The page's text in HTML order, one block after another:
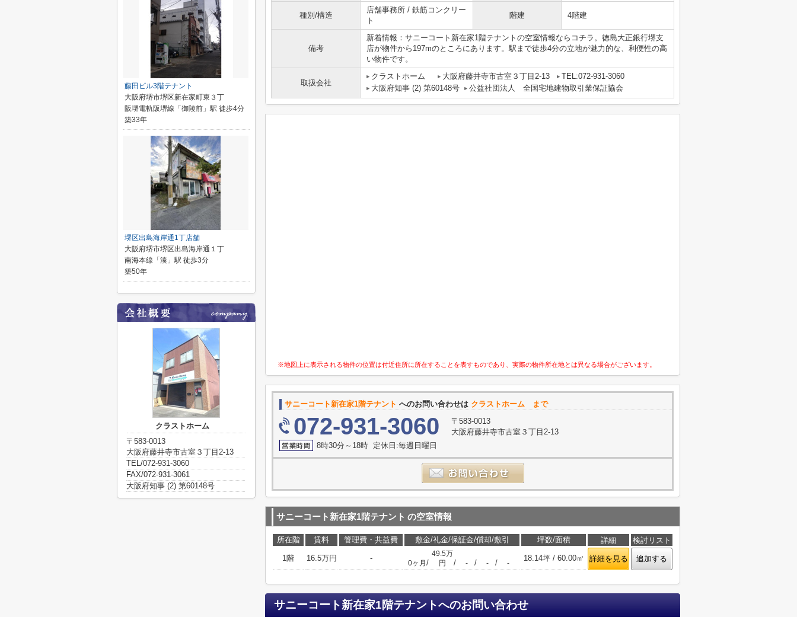
種別/構造
店舗事務所 / 鉄筋コンクリー
ト
階建 4階建
備考
新着情報：サニーコート新在家1階テナントの空室情報ならコチラ。徳島大正銀行堺支
店が物件から197mのところにあります。駅まで徒歩4分の立地が魅力的な、利便性の高
い物件です。
取扱会社
クラストホーム 大阪府藤井寺市古室３丁目2-13
TEL:072-931-3060
大阪府知事 (2) 第60148号
公益社団法人 全国宅地建物取引業保証協会
※地図上に表示される物件の位置は付近住所に所在することを表すものであり、実際の物件所在地とは異なる場合がございます。
サニーコート新在家1階テナント へのお問い合わせは クラストホーム まで
072-931-3060
〒583-0013
大阪府藤井寺市古室３丁目2-13
8時30分～18時 定休日:毎週日曜日
サニーコート新在家1階テナント の空室情報
所在階 賃料 管理費・共益費 敷金/礼金/保証金/償却/敷引 坪数/面積 詳細
検討リスト
1階
16.5万円 -
0ヶ月 /
49.5万
円
/ - / - / -
18.14坪 / 60.00㎡ 詳細を見る 追加する
サニーコート新在家1階テナントへのお問い合わせ
藤田ビル3階テナント
大阪府堺市堺区新在家町東３丁
阪堺電軌阪堺線「御陵前」駅 徒歩4分
築33年
堺区出島海岸通1丁店舗
大阪府堺市堺区出島海岸通１丁
南海本線「湊」駅 徒歩3分
築50年
クラストホーム
〒583-0013
大阪府藤井寺市古室３丁目2-13
TEL/072-931-3060
FAX/072-931-3061
大阪府知事 (2) 第60148号